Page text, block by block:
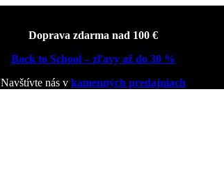
Doprava zdarma nad 100 €
Back to School – zľavy až do 30 %
Navštívte nás v kamenných predajniach